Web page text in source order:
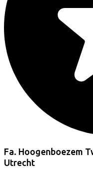
Fa. Hoogenboezem
Utrecht